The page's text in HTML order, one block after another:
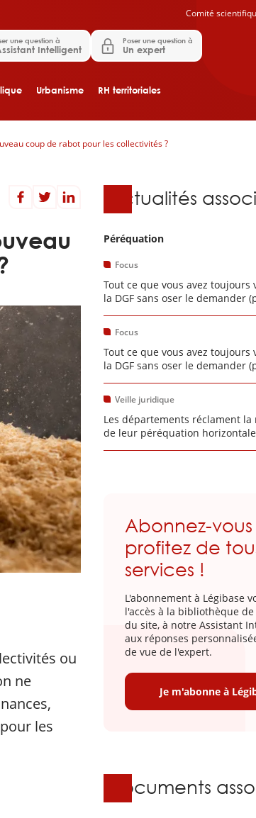
contenu principal
Urbanisme RH territoriales
une question à
Intelligent
Poser une question à
Un expert
Comité
coup de rabot pour les collectivités ?
ou
ne
les
Actualités
Péréquation
Focus
Tout ce que vous avez toujours
la DGF sans oser le demander
Focus
Tout ce que vous avez toujours
la DGF sans oser le demander
Veille juridique
Les départements réclament
de leur péréquation horizontale
Abonnez-
profitez de
services !
L'abonnement à Légibase
l'accès à la bibliothèque
du site, à notre Assistant
aux réponses
de vue de l'expert.
Je m'abonne à
Documents